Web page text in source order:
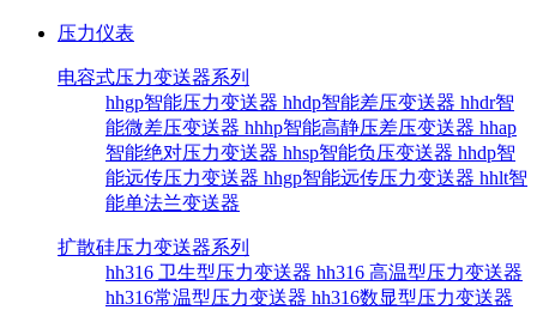
压力仪表
电容式压力变送器系列
hhgp智能压力变送器 hhdp智能差压变送器 hhdr智
能微差压变送器 hhhp智能高静压差压变送器 hhap
智能绝对压力变送器 hhsp智能负压变送器 hhdp智
能远传压力变送器 hhgp智能远传压力变送器 hhlt智
能单法兰变送器
扩散硅压力变送器系列
hh316 卫生型压力变送器 hh316 高温型压力变送器
hh316常温型压力变送器 hh316数显型压力变送器